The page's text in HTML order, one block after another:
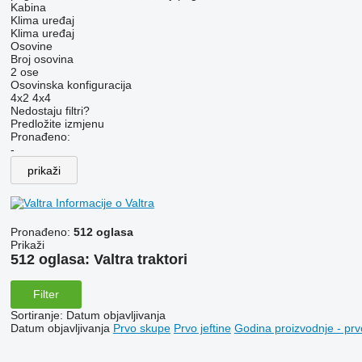
Kabina
Klima uređaj
Klima uređaj
Osovine
Broj osovina
2 ose
Osovinska konfiguracija
4x2 4x4
Nedostaju filtri?
Predložite izmjenu
Pronađeno:
-
prikaži
Informacije o Valtra
Pronađeno: 512 oglasa
Prikaži
512 oglasa: Valtra traktori
Filter
Sortiranje: Datum objavljivanja
Datum objavljivanja Prvo skupe Prvo jeftine Godina proizvodnje -